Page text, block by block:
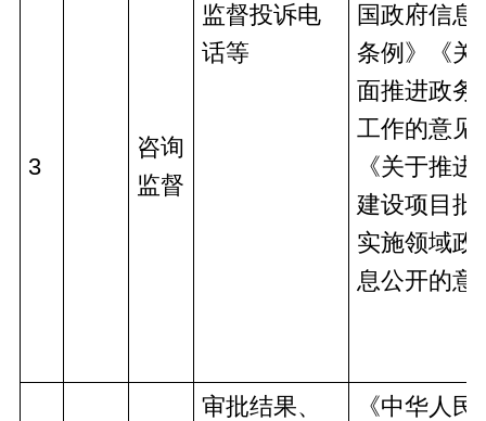
3
咨询
监督
监督投诉电
话等
国政府信息
条例》《关
面推进政务
工作的意见
《关于推进
建设项目批
实施领域政
息公开的意
审批结果、
《中华人民